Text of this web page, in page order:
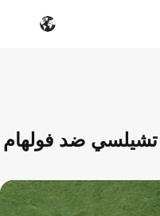
تشيلسي ضد فولهام